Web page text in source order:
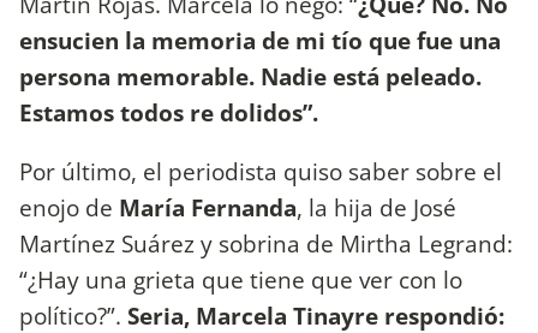
ensucien la memoria de mi tío que fue una
persona memorable. Nadie está peleado.
Estamos todos re dolidos”.
Por último, el periodista quiso saber sobre el
enojo de María Fernanda, la hija de José
Martínez Suárez y sobrina de Mirtha Legrand:
“¿Hay una grieta que tiene que ver con lo
político?”. Seria, Marcela Tinayre respondió: